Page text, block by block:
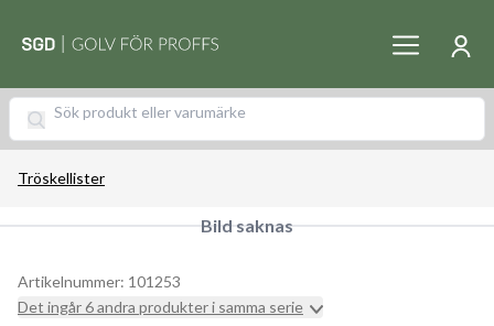
Tröskellister
Bild saknas
Artikelnummer: 101253
Det ingår 6 andra produkter i samma serie